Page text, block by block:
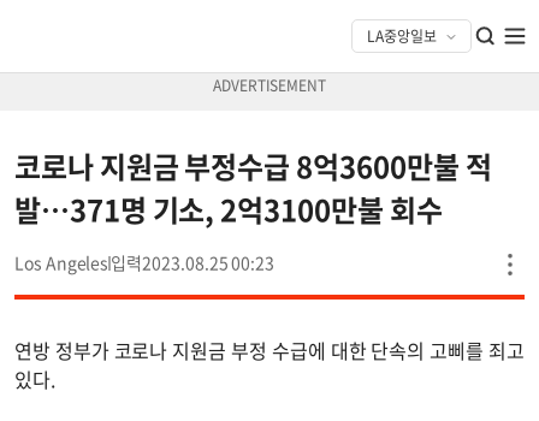
코로나 지원금 부정수급 8억3600만불 적
발…371명 기소, 2억3100만불 회수
Los Angeles 2023.08.25 00:23
연방 정부가 코로나 지원금 부정 수급에 대한 단속의 고삐를 죄고
있다.